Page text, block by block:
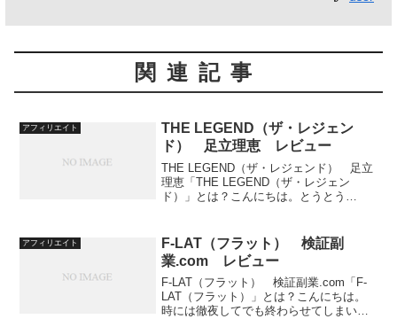
関連記事
アフィリエイト
THE LEGEND（ザ・レジェン
ド） 足立理恵 レビュー
THE LEGEND（ザ・レジェンド） 足立
理恵「THE LEGEND（ザ・レジェン
ド）」とは？こんにちは。とうとう
旅行費用の半額で済みますので、ちょっ
と贅沢な宿泊...
アフィリエイト
F-LAT（フラット） 検証副
業.com レビュー
F-LAT（フラット） 検証副業.com「F-
LAT（フラット）」とは？こんにちは。
時には徹夜してでも終わらせてしまいた